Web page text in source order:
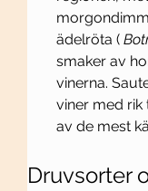
ädelröta (
smaker av
vinerna.
viner med rik
av de mest
Druvsorter